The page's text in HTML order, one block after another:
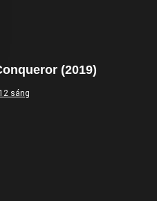
(2019)
sáng